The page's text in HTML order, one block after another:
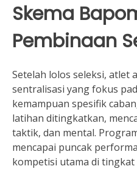
Skema
Pembinaan
Setelah lolos seleksi, atlet
sentralisasi yang fokus
kemampuan spesifik
latihan ditingkatkan,
taktik, dan mental.
mencapai puncak
kompetisi utama di